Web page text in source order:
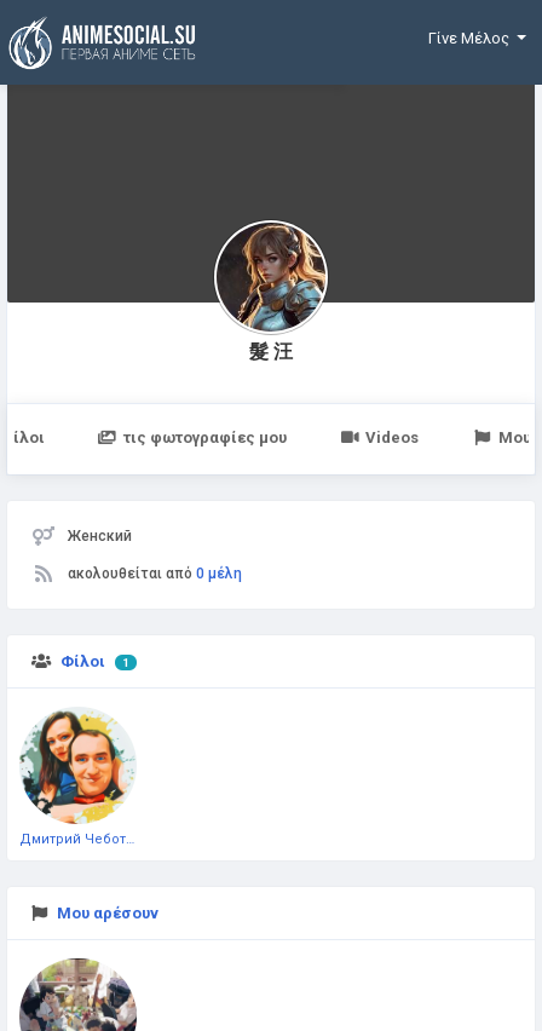
Χρηματοδότηση
Γίνε Μέλος
髮 汪
Φίλοι τις φωτογραφίες μου Videos Μου
Женский
ακολουθείται από 0 μέλη
Φίλοι 1
Μου αρέσουν